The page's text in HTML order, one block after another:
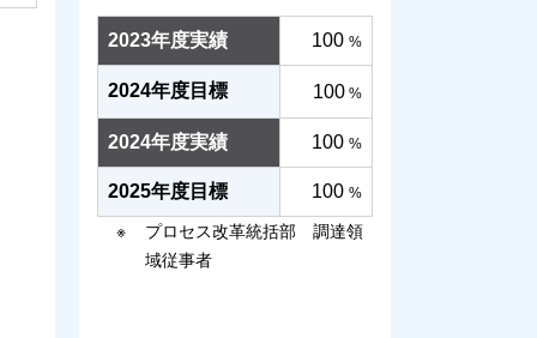
2023年度実績 100 %
2024年度目標 100 %
2024年度実績 100 %
2025年度目標 100 %
プロセス改革統括部 調達領
域従事者